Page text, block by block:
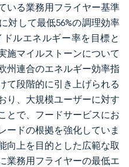
いる業務用フライヤー基準
対して最低56%の調理効率
ドルエネルギー率を目標と
施マイルストーンについて
州連合のエネルギー効率指
て段階的に引き上げられる
り、大規模ユーザーに対す
とで、フードサービスにお
ードの根拠を強化していま
向上を目的とした広範な取
業務用フライヤーの最低エ